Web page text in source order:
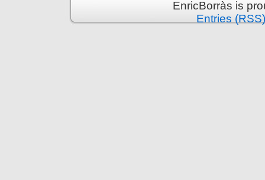
EnricBorràs is
Entries (RSS)